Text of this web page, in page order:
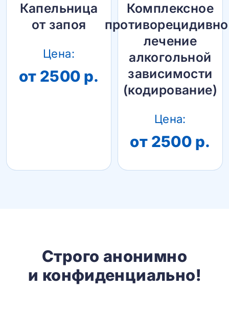
Капельница
от запоя
Цена:
от 2500 р.
Комплексное
лечение
алкогольной
зависимости
(кодирование)
Цена:
от 2500 р.
Строго анонимно
и конфиденциально!